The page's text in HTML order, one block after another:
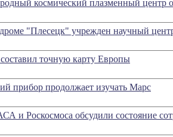
космический плазменный центр
"Плесецк" учрежден научный
точную карту Европы
прибор продолжает изучать Марс
и Роскосмоса обсудили состояние